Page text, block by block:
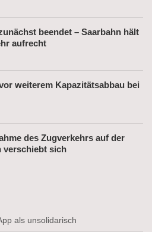
beendet – Saarbahn hält
aufrecht
weiterem Kapazitätsabbau bei
des Zugverkehrs auf der
verschiebt sich
als unsolidarisch